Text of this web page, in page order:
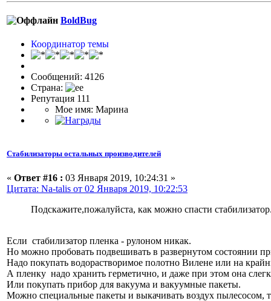
BoldBug
Координатор темы
Сообщений: 4126
Страна:
Репутация 111
Мое имя: Марина
Стабилизаторы остальных производителей
« Ответ #16 : 03 Января 2019, 10:24:31 »
Цитата: Na-talis от 02 Января 2019, 10:22:53
Подскажите,пожалуйста, как можно спасти
Если стабилизатор пленка - рулоном никак.
Но можно пробовать подвешивать в развернутом состоянии
Надо покупать водорастворимое полотно Вилене или на
А пленку надо хранить герметично, и даже при этом она
Или покупать прибор для вакуума и вакуумные пакеты.
Можно специальные пакеты и выкачивать воздух пылесосом,